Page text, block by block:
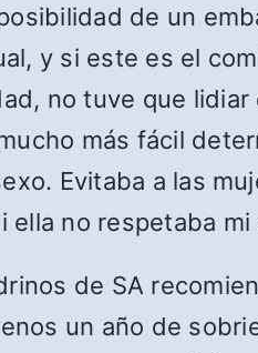
de un
y si este es el
no tuve que lidiar
más fácil
Evitaba a las
ella no respetaba
de SA
un año de